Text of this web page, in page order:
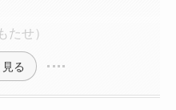
せ）
る